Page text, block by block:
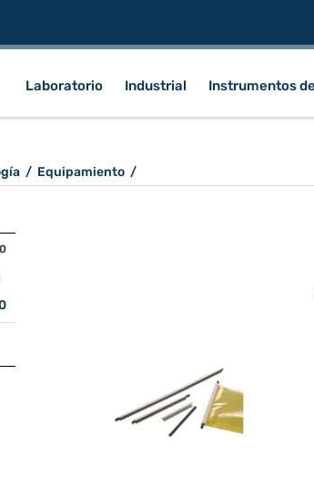
Laboratorio Industrial Instrumentos
/ Equipamiento /